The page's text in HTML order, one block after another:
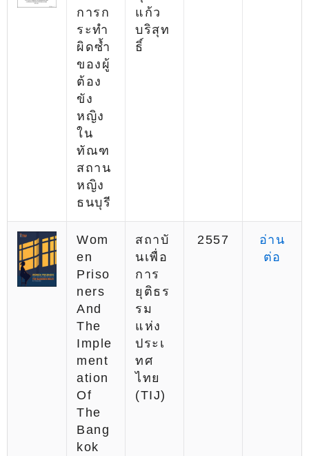
การก
ระทำ
ผิดซ้ำ
ของผู้
ต้อง
ขัง
หญิง
ใน
ทัณฑ
สถาน
หญิง
ธนบุรี
แก้ว
บริสุท
ธิ์
Wom
En
Priso
Ners
And
The
Imple
Ment
Ation
Of
The
Bang
Kok
สถาบั
นเพื่อ
การ
ยุติธร
รม
แห่ง
ประเ
ทศ
ไทย
(TIJ)
2557
อ่าน
ต่อ